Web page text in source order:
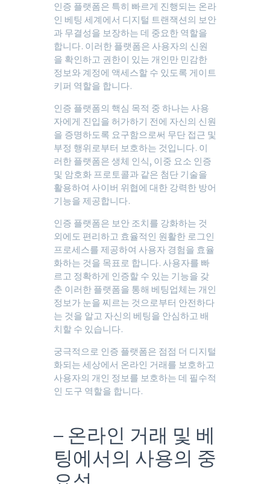
인증 플랫폼은 특히 빠르게 진행되는 온라
인 베팅 세계에서 디지털 트랜잭션의 보안
과 무결성을 보장하는 데 중요한 역할을
합니다. 이러한 플랫폼은 사용자의 신원
을 확인하고 권한이 있는 개인만 민감한
정보와 계정에 액세스할 수 있도록 게이트
키퍼 역할을 합니다.
인증 플랫폼의 핵심 목적 중 하나는 사용
자에게 진입을 허가하기 전에 자신의 신원
을 증명하도록 요구함으로써 무단 접근 및
부정 행위로부터 보호하는 것입니다. 이
러한 플랫폼은 생체 인식, 이중 요소 인증
및 암호화 프로토콜과 같은 첨단 기술을
활용하여 사이버 위협에 대한 강력한 방어
기능을 제공합니다.
인증 플랫폼은 보안 조치를 강화하는 것
외에도 편리하고 효율적인 원활한 로그인
프로세스를 제공하여 사용자 경험을 효율
화하는 것을 목표로 합니다. 사용자를 빠
르고 정확하게 인증할 수 있는 기능을 갖
춘 이러한 플랫폼을 통해 베팅업체는 개인
정보가 눈을 찌르는 것으로부터 안전하다
는 것을 알고 자신의 베팅을 안심하고 배
치할 수 있습니다.
궁극적으로 인증 플랫폼은 점점 더 디지털
화되는 세상에서 온라인 거래를 보호하고
사용자의 개인 정보를 보호하는 데 필수적
인 도구 역할을 합니다.
– 온라인 거래 및 베
팅에서의 사용의 중